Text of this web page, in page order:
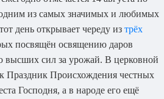
из самых значимых и любимых
день открывает череду из трёх
посвящён освящению даров
высших сил за урожай. В церковной
Праздник Происхождения честных
Господня, а в народе его ещё